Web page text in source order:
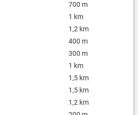
700 m
1 km
1,2 km
400 m
300 m
1 km
1,5 km
1,5 km
1,2 km